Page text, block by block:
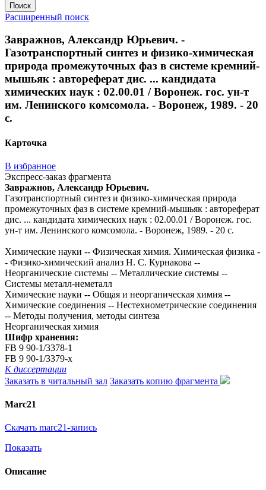
Поиск
Расширенный поиск
Завражнов, Александр Юрьевич. -
Газотранспортный синтез и физико-химическая
природа промежуточных фаз в системе кремний-
мышьяк : автореферат дис. ... кандидата
химических наук : 02.00.01 / Воронеж. гос. ун-т
им. Ленинского комсомола. - Воронеж, 1989. - 20
с.
Карточка
В избранное
Экспресс-заказ фрагмента
Завражнов, Александр Юрьевич.
Газотранспортный синтез и физико-химическая природа
промежуточных фаз в системе кремний-мышьяк : автореферат
дис. ... кандидата химических наук : 02.00.01 / Воронеж. гос.
ун-т им. Ленинского комсомола. - Воронеж, 1989. - 20 с.
Химические науки -- Физическая химия. Химическая физика -
- Физико-химический анализ Н. С. Курнакова --
Неорганические системы -- Металлические системы --
Системы металл-неметалл
Химические науки -- Общая и неорганическая химия --
Химические соединения -- Нестехиометрические соединения
-- Методы получения, методы синтеза
Неорганическая химия
Шифр хранения:
FB 9 90-1/3378-1
FB 9 90-1/3379-x
К диссертации
Заказать в читальный зал Заказать копию фрагмента
Marc21
Скачать marc21-запись
Показать
Описание